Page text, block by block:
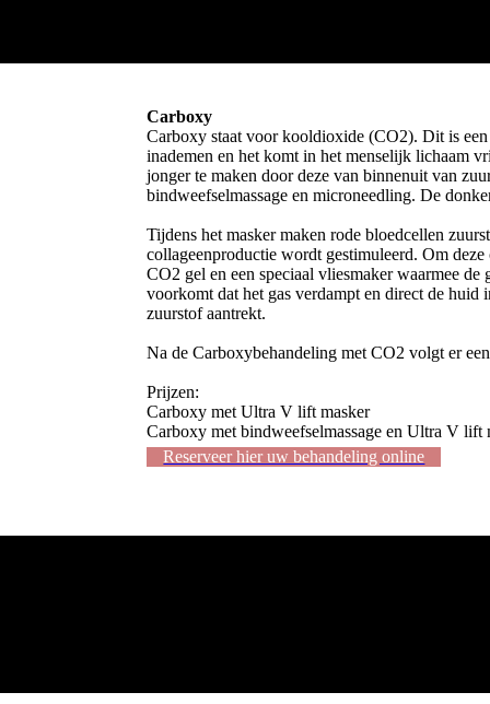
Carboxy
Carboxy staat voor kooldioxide (CO2). Dit is
inademen en het komt in het menselijk lichaam
jonger te maken door deze van binnenuit van
bindweefselmassage en microneedling. De
Tijdens het masker maken rode bloedcellen
collageenproductie wordt gestimuleerd. Om
CO2 gel en een speciaal vliesmaker waarmee
voorkomt dat het gas verdampt en direct de huid
zuurstof aantrekt.
Na de Carboxybehandeling met CO2 volgt er
Prijzen:
Carboxy met Ultra V lift
Carboxy met bindweefselmassage en Ultra V
Reserveer hier uw behandeling online